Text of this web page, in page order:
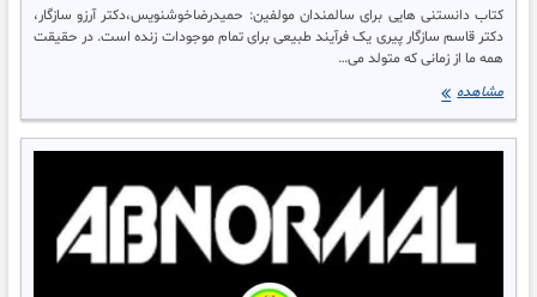
کتاب دانستنی هایی برای سالمندان مولفین: حمیدرضاخوشنویس،دکتر آرزو سازگار،
دکتر قاسم سازگار پیری یک فرآیند طبیعی برای تمام موجودات زنده است. در حقیقت
همه ما از زمانی که متولد می…
مشاهدهکتاب
هایی
برای
اختلالات
شخصیت
اضطراب افسردگی پنیک
تشخیص
اختلالات روانی
تشخیص رفتار